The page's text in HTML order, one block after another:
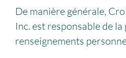
De manière générale,
Inc. est responsable de
renseignements